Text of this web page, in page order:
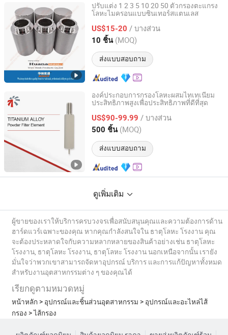
ปรับแต่ง 1 2 3 5 10 20 50 ตัวกรองตะแกรง
โลหะไมครอนแบบซินเทอร์สแตนเลส
US$15-20 / บางส่วน
10 ชิ้น (MOQ)
ส่งแบบสอบถาม
Anping County Huana Wire Mesh Products Co., Ltd.
Hebei, China อัตราจาก 2023
องค์ประกอบการกรองโลหะผสมไทเทเนียม
ประสิทธิภาพสูงเพื่อประสิทธิภาพที่ดีที่สุด
US$90-99.99 / บางส่วน
500 ชิ้น (MOQ)
ส่งแบบสอบถาม
CISRI HY&POR TECHNOLOGY CO., LTD.
Beijing, China อัตราจาก 2021
ดูเพิ่มเติม
ผู้ขายของเราให้บริการครบวงจรเพื่อสนับสนุนคุณและความต้องการด้าน
ฮาร์ดแวร์เฉพาะของคุณ หากคุณกำลังสนใจใน ธาตุโลหะ โรงงาน คุณ
จะต้องประหลาดใจกับความหลากหลายของสินค้าอย่างเช่น ธาตุโลหะ
โรงงาน, ธาตุโลหะ โรงงาน, ธาตุโลหะ โรงงาน นอกเหนือจากนั้น เรายัง
มั่นใจว่าพวกเขาสามารถจัดหาอุปกรณ์ บริการ และการแก้ปัญหาทั้งหมด
สำหรับงานอุตสาหกรรมต่าง ๆ ของคุณได้
เรียกดูตามหมวดหมู่
หน้าหลัก > อุปกรณ์และชิ้นส่วนอุตสาหกรรม > อุปกรณ์และอะไหล่ไส้
กรอง >ไส้กรอง